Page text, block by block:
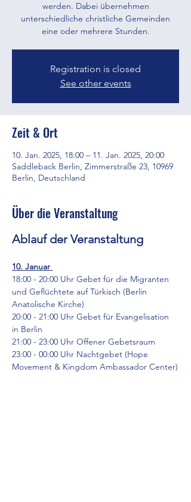
werden. Dabei übernehmen
unterschiedliche christliche Gemeinden
eine oder mehrere Stunden.
Registration is closed
See other events
Zeit & Ort
10. Jan. 2025, 18:00 – 11. Jan. 2025, 20:00
Saddleback Berlin, Zimmerstraße 23, 10969
Berlin, Deutschland
Über die Veranstaltung
Ablauf der Veranstaltung
10. Januar
18:00 - 20:00 Uhr Gebet für die Migranten
und Geflüchtete auf Türkisch (Berlin
Anatolische Kirche)
20:00 - 21:00 Uhr Gebet für Evangelisation
in Berlin
21:00 - 23:00 Uhr Offener Gebetsraum
23:00 - 00:00 Uhr Nachtgebet (Hope
Movement & Kingdom Ambassador Center)